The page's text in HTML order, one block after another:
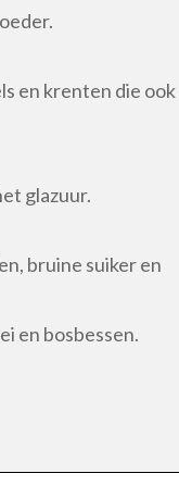
en krenten die ook
glazuur.
bruine suiker en
en bosbessen.